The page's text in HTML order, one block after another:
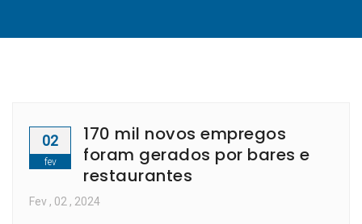
02
fev
170 mil novos empregos
foram gerados por bares e
restaurantes
Fev , 02 , 2024